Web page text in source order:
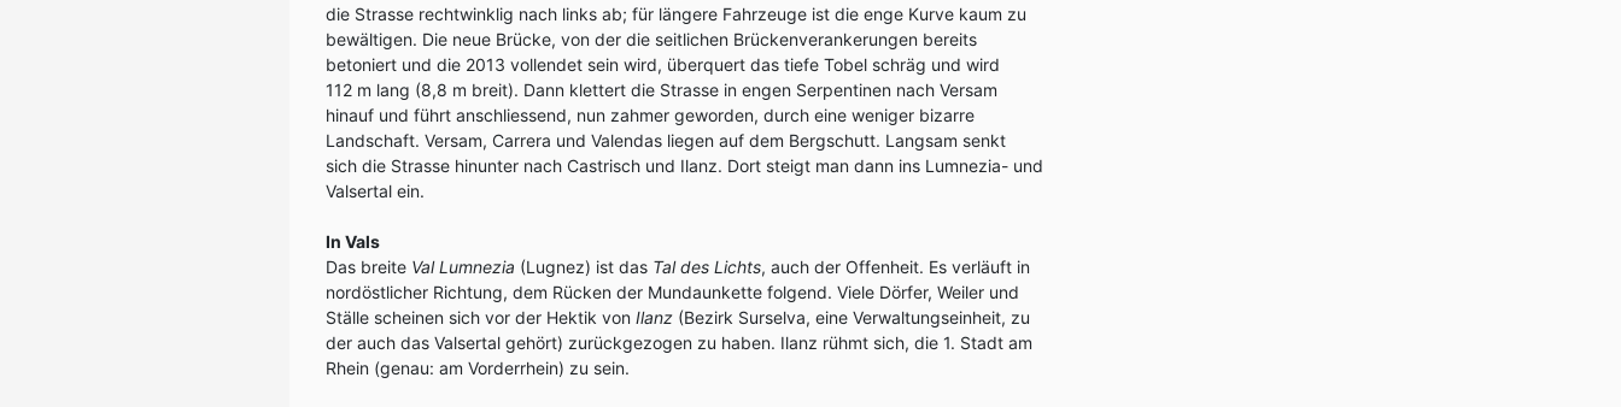
die Strasse rechtwinklig nach links ab; für längere Fahrzeuge ist die enge Kurve kaum zu
bewältigen. Die neue Brücke, von der die seitlichen Brückenverankerungen bereits
betoniert und die 2013 vollendet sein wird, überquert das tiefe Tobel schräg und wird
112 m lang (8,8 m breit). Dann klettert die Strasse in engen Serpentinen nach Versam
hinauf und führt anschliessend, nun zahmer geworden, durch eine weniger bizarre
Landschaft. Versam, Carrera und Valendas liegen auf dem Bergschutt. Langsam senkt
sich die Strasse hinunter nach Castrisch und Ilanz. Dort steigt man dann ins Lumnezia- und
Valsertal ein.
In Vals
Das breite Val Lumnezia (Lugnez) ist das Tal des Lichts, auch der Offenheit. Es verläuft in
nordöstlicher Richtung, dem Rücken der Mundaunkette folgend. Viele Dörfer, Weiler und
Ställe scheinen sich vor der Hektik von Ilanz (Bezirk Surselva, eine Verwaltungseinheit, zu
der auch das Valsertal gehört) zurückgezogen zu haben. Ilanz rühmt sich, die 1. Stadt am
Rhein (genau: am Vorderrhein) zu sein.